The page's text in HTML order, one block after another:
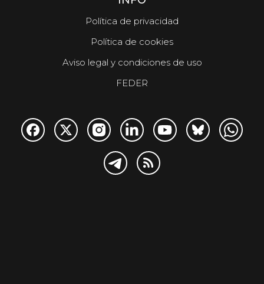
Política de privacidad
Política de cookies
Aviso legal y condiciones de uso
FEDER